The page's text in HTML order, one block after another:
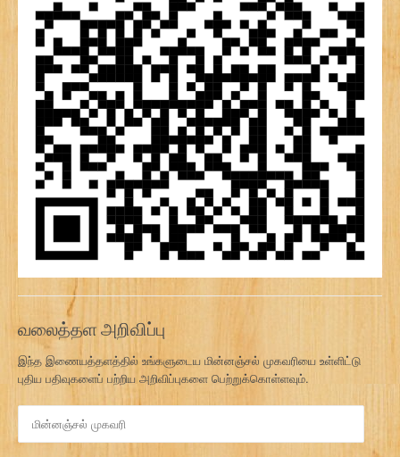
வலைத்தள அறிவிப்பு
இந்த இணையத்தளத்தில் உங்களுடைய மின்னஞ்சல் முகவரியை உள்ளிட்டு
புதிய பதிவுகளைப் பற்றிய அறிவிப்புகளை பெற்றுக்கொள்ளவும்.